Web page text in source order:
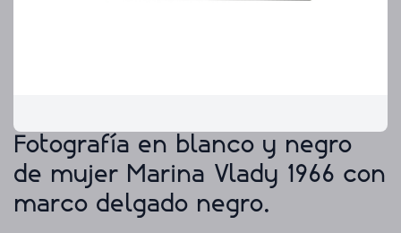
Fotografía en blanco y negro
de mujer Marina Vlady 1966 con
marco delgado negro.